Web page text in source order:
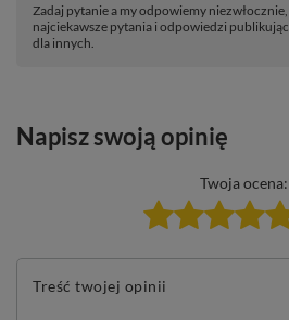
Zadaj pytanie a my odpowiemy niezwłocznie,
najciekawsze pytania i odpowiedzi publikując
dla innych.
Napisz swoją opinię
Twoja ocena:
Treść twojej opinii